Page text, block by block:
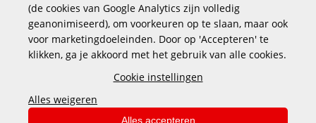
Veilig en gemakkelijk betalen
(de cookies van Google Analytics zijn volledig
geanonimiseerd), om voorkeuren op te slaan, maar ook
voor marketingdoeleinden. Door op 'Accepteren' te
klikken, ga je akkoord met het gebruik van alle cookies.
Cookie instellingen
Alles weigeren
Alles accepteren